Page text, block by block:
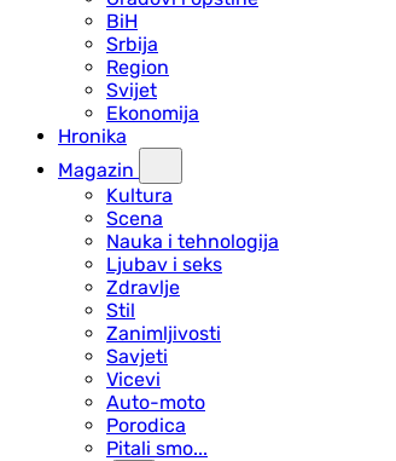
BiH
Srbija
Region
Svijet
Ekonomija
Hronika
Magazin
Kultura
Scena
Nauka i tehnologija
Ljubav i seks
Zdravlje
Stil
Zanimljivosti
Savjeti
Vicevi
Auto-moto
Porodica
Pitali smo...